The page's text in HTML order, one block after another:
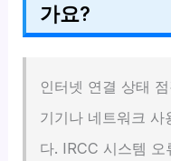
가요?
인터넷 연결 상태
기기나 네트워크 사
다. IRCC 시스템